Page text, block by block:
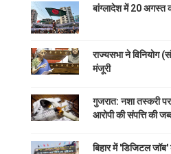
बांग्लादेश में 20 अगस्त
राज्यसभा ने विनियोग
मंजूरी
गुजरात: नशा तस्करी
आरोपी की संपत्ति की
बिहार में 'डिजिटल